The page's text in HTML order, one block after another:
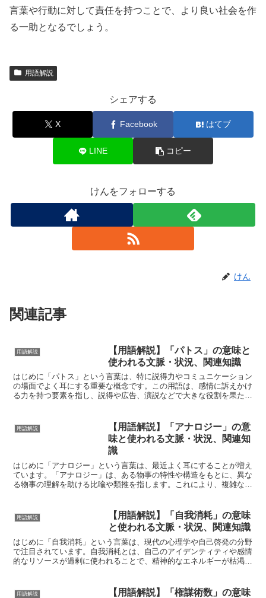
言葉や行動に対して責任を持つことで、より良い社会を作
る一助となるでしょう。
用語解説
シェアする
X Facebook はてブ
LINE コピー
けんをフォローする
けん
関連記事
用語解説
【用語解説】「パトス」の意味と
使われる文脈・状況、関連知識
はじめに「パトス」という言葉は、特に説得力やコミュニケーション
の場面でよく耳にする重要な概念です。この用語は、感情に訴えかけ
る力を持つ要素を指し、説得や広告、演説などで大きな役割を果たし
用語解説
【用語解説】「アナロジー」の意
味と使われる文脈・状況、関連知
識
はじめに「アナロジー」という言葉は、最近よく耳にすることが増え
ています。「アナロジー」は、ある物事の特性や構造をもとに、異な
る物事の理解を助ける比喩や類推を指します。これにより、複雑な概
用語解説
【用語解説】「自我消耗」の意味
と使われる文脈・状況、関連知識
はじめに「自我消耗」という言葉は、現代の心理学や自己啓発の分野
で注目されています。自我消耗とは、自己のアイデンティティや感情
的なリソースが過剰に使われることで、精神的なエネルギーが枯渇す
用語解説
【用語解説】「権謀術数」の意味